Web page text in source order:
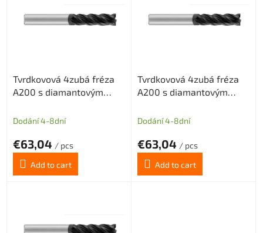
Tvrdkovová 4zubá fréza
A200 s diamantovým
průměr 3 (dlouhý břit)
Dodání 4-8dní
€63,04 / pcs
Add to cart
Tvrdkovová 4zubá fréza
A200 s diamantovým
průměr 4 (dlouhý břit)
Dodání 4-8dní
€63,04 / pcs
Add to cart